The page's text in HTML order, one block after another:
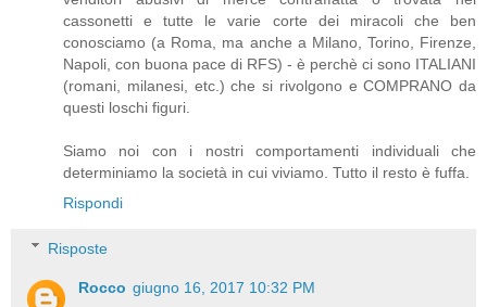
cassonetti e tutte le varie corte dei miracoli che ben
conosciamo (a Roma, ma anche a Milano, Torino, Firenze,
Napoli, con buona pace di RFS) - è perchè ci sono ITALIANI
(romani, milanesi, etc.) che si rivolgono e COMPRANO da
questi loschi figuri.
Siamo noi con i nostri comportamenti individuali che
determiniamo la società in cui viviamo. Tutto il resto è fuffa.
Rispondi
Risposte
Rocco giugno 16, 2017 10:32 PM